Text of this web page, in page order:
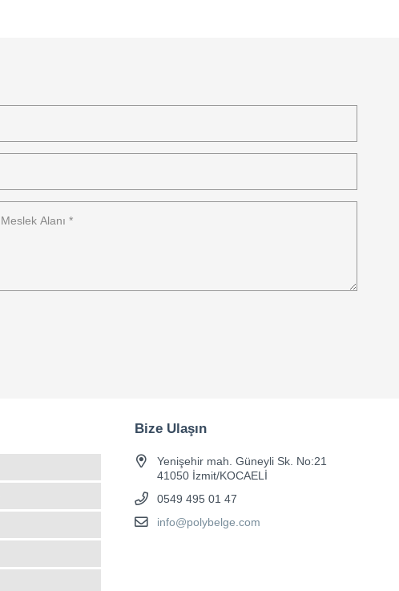
Bize Ulaşın
Yenişehir mah. Güneyli Sk. No:21
41050 İzmit/KOCAELİ
0549 495 01 47
info@polybelge.com